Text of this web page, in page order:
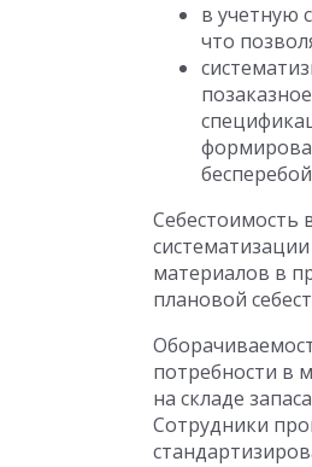
в учетную
что
Себестоимость
материалов в
плановой
потребности в
на складе
Сотрудники